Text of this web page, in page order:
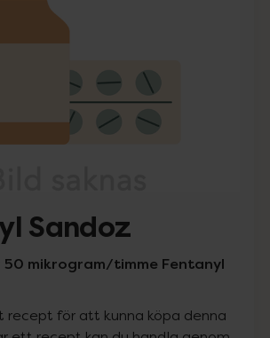
Sandoz
mikrogram/timme Fentanyl
recept för att kunna köpa denna